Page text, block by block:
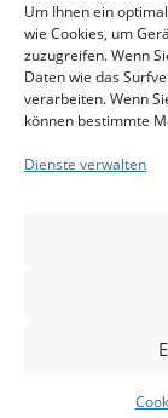
Um Ihnen ein
wie Cookies, um
zuzugreifen. Wenn
Daten wie das
verarbeiten. Wenn
können bestimmte
Dienste verwalten